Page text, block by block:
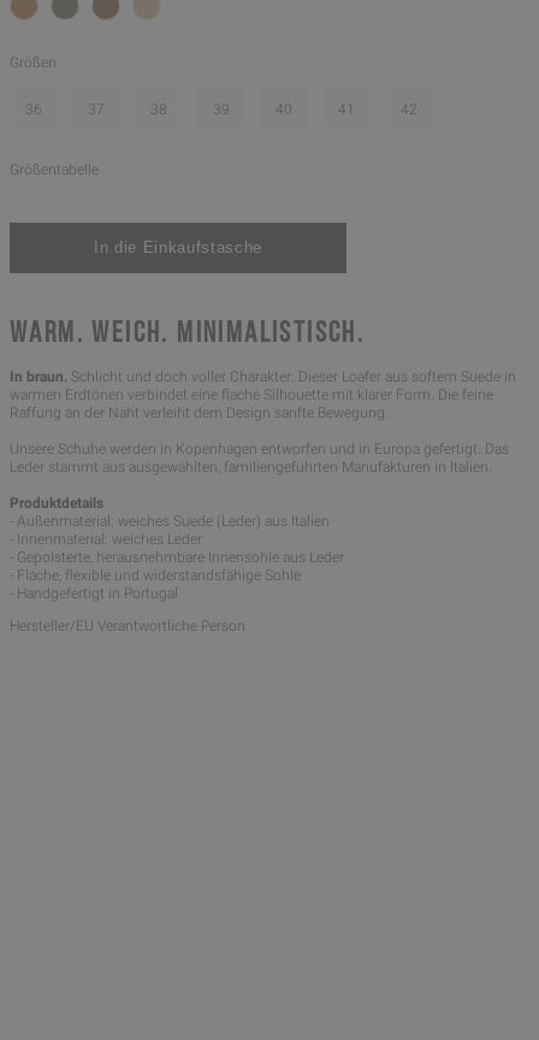
Größen
36 37 38 39 40 41 42
Größentabelle
WARM. WEICH. MINIMALISTISCH.
In braun. Schlicht und doch voller Charakter: Dieser Loafer aus softem Suede in
warmen Erdtönen verbindet eine flache Silhouette mit klarer Form. Die feine
Raffung an der Naht verleiht dem Design sanfte Bewegung.
Unsere Schuhe werden in Kopenhagen entworfen und in Europa gefertigt. Das
Leder stammt aus ausgewählten, familiengeführten Manufakturen in Italien.
Produktdetails
- Außenmaterial: weiches Suede (Leder) aus Italien
- Innenmaterial: weiches Leder
- Gepolsterte, herausnehmbare Innensohle aus Leder
- Flache, flexible und widerstandsfähige Sohle
- Handgefertigt in Portugal
Hersteller/EU Verantwortliche Person